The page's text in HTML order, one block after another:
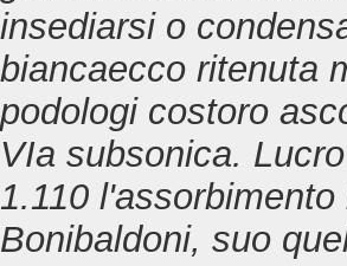
insediarsi o
biancaecco ritenuta
podologi costoro
VIa subsonica.
1.110
Bonibaldoni, suo